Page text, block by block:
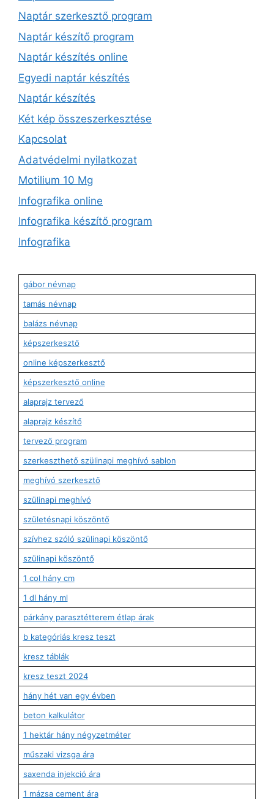
Naptár szerkesztő program
Naptár készítő program
Naptár készítés online
Egyedi naptár készítés
Naptár készítés
Két kép összeszerkesztése
Kapcsolat
Adatvédelmi nyilatkozat
Motilium 10 Mg
Infografika online
Infografika készítő program
Infografika
gábor névnap
tamás névnap
balázs névnap
képszerkesztő
online képszerkesztő
képszerkesztő online
alaprajz tervező
alaprajz készítő
tervező program
szerkeszthető szülinapi meghívó sablon
meghívó szerkesztő
szülinapi meghívó
születésnapi köszöntő
szívhez szóló szülinapi köszöntő
szülinapi köszöntő
1 col hány cm
1 dl hány ml
párkány parasztétterem étlap árak
b kategóriás kresz teszt
kresz táblák
kresz teszt 2024
hány hét van egy évben
beton kalkulátor
1 hektár hány négyzetméter
műszaki vizsga ára
saxenda injekció ára
1 mázsa cement ára